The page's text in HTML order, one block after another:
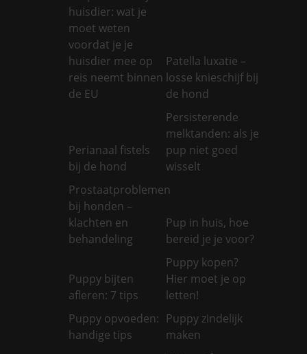
huisdier: wat je
moet weten
voordat je je
huisdier mee op
reis neemt binnen
de EU
Patella luxatie –
losse knieschijf bij
de hond
Perianaal fistels
bij de hond
Persisterende
melktanden: als je
pup niet goed
wisselt
Prostaatproblemen
bij honden –
klachten en
behandeling
Pup in huis, hoe
bereid je je voor?
Puppy bijten
afleren: 7 tips
Puppy kopen?
Hier moet je op
letten!
Puppy opvoeden:
handige tips
Puppy zindelijk
maken